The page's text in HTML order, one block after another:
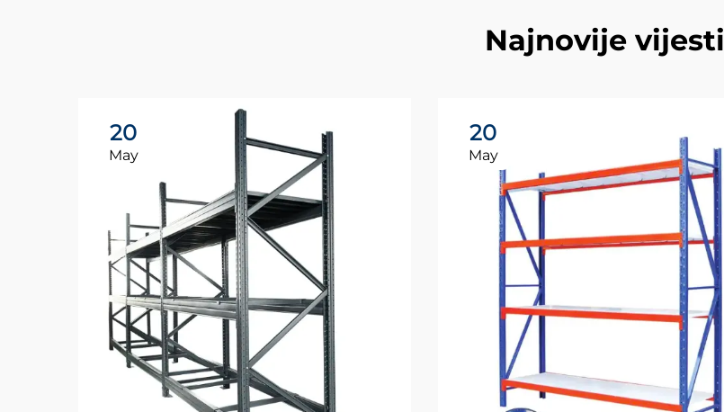
Najnovije vijesti
20
May
20
May